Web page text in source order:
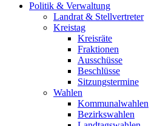
Politik & Verwaltung
Landrat & Stellvertreter
Kreistag
Kreisräte
Fraktionen
Ausschüsse
Beschlüsse
Sitzungstermine
Wahlen
Kommunalwahlen
Bezirkswahlen